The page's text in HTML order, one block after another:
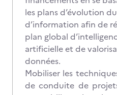
les plans d’évolution
d’information afin de
plan global
artificielle et de
données.
Mobiliser les
de conduite de